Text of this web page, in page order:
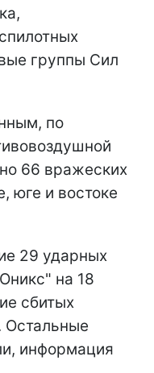
группы Сил
по
66 вражеских
юге и востоке
29 ударных
на 18
сбитых
Остальные
информация